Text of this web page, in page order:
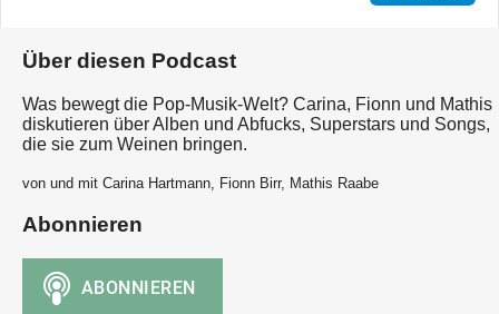
Über diesen Podcast
Was bewegt die Pop-Musik-Welt? Carina, Fionn und Mathis
diskutieren über Alben und Abfucks, Superstars und Songs,
die sie zum Weinen bringen.
von und mit Carina Hartmann, Fionn Birr, Mathis Raabe
Abonnieren